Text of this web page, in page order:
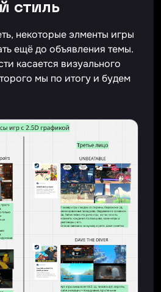
стиль
некоторые элменты игры
ещё до объявления темы.
касается визуального
мы по итогу и будем